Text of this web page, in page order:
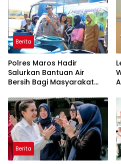
Berita
Polres Maros Hadir
Salurkan Bantuan Air
Bersih Bagi Masyarakat
Di Maros
Berita